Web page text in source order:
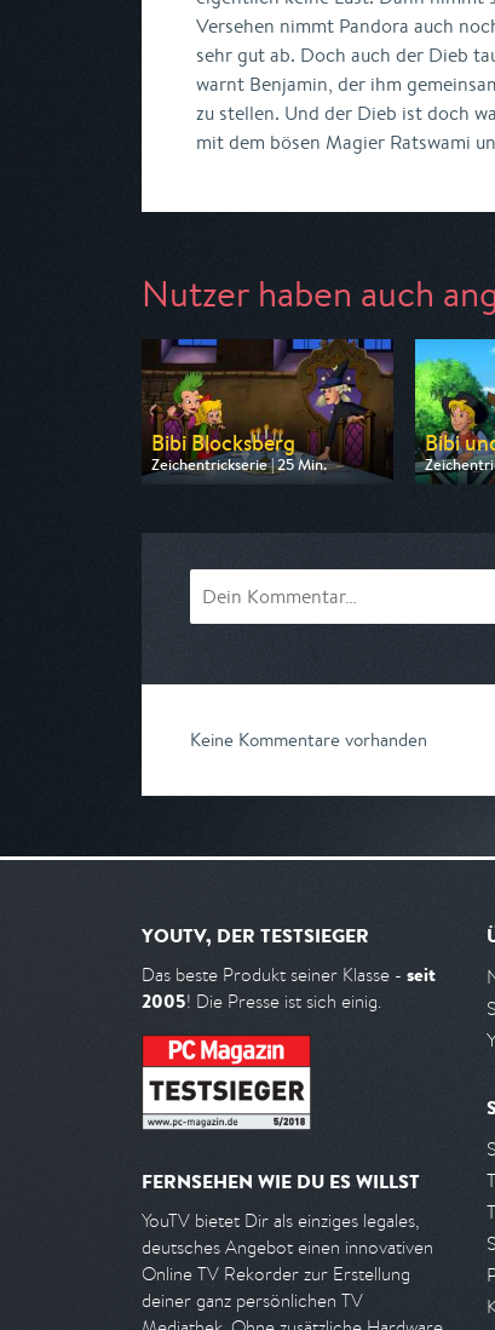
Versehen nimmt Pandora auch
sehr gut ab. Doch auch der Dieb
warnt Benjamin, der ihm
zu stellen. Und der Dieb ist doch
mit dem bösen Magier Ratswami
Nutzer haben auch
Bibi Blocksberg
Zeichentrickserie | 25 Min.
Ausgestrahlt von ZDF
Bibi
Keine Kommentare vorhanden
YOUTV, DER TESTSIEGER
Das beste Produkt seiner Klasse - seit
2005! Die Presse ist sich einig.
FERNSEHEN WIE DU ES WILLST
YouTV bietet Dir als einziges legales,
deutsches Angebot einen innovativen
Online TV Rekorder zur Erstellung
deiner ganz persönlichen TV